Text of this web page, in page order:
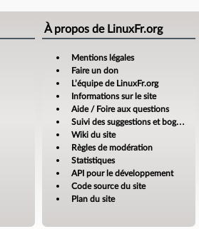
À propos de LinuxFr.org
Mentions légales
Faire un don
L’équipe de LinuxFr.org
Informations sur le site
Aide / Foire aux questions
Suivi des suggestions et bogues
Wiki du site
Règles de modération
Statistiques
API pour le développement
Code source du site
Plan du site